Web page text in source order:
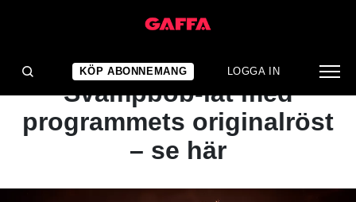
KÖP ABONNEMANG LOGGA IN
NYHET
Corey Taylor framför
Svampbob-låt med
programmets originalröst
– se här